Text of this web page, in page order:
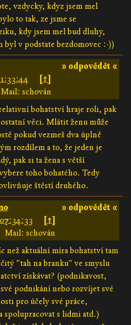
vzdycky, kdyz jsem mel
to tak, ze jsme se
kdy jsem mel bud dluhy,
byl v podstate bezdomovec :-))
» odpovědět «
[↑]
Mail: schován
bohatství hraje roli, pak
věci. Mlátit ženu může
pokud vezmeš dva úplně
rozdílem a to, že jeden je
pak si ta žena s větší
toho bohatého. Tedy
štěstí druhého.
» odpovědět «
[↑]
Mail: schován
než aktuální míra bohatství tam
"tah na branku" ve smyslu
získávat? (podnikavost,
podnikání nebo rozvíjet své
pro účely své práce,
spolupracovat s lidmi atd.)